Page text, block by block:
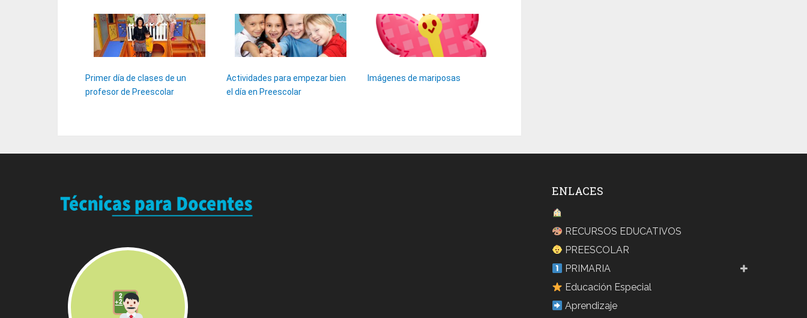
Primer día de clases de un
profesor de Preescolar
Actividades para empezar bien
el día en Preescolar
Imágenes de mariposas
ENLACES
RECURSOS EDUCATIVOS
PREESCOLAR
PRIMARIA
Educación Especial
Aprendizaje